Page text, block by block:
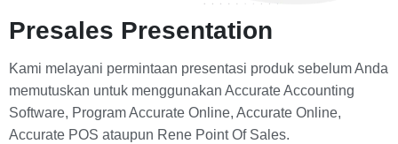
Presales Presentation
Kami melayani permintaan presentasi produk sebelum Anda
memutuskan untuk menggunakan Accurate Accounting
Software, Program Accurate Online, Accurate Online,
Accurate POS ataupun Rene Point Of Sales.